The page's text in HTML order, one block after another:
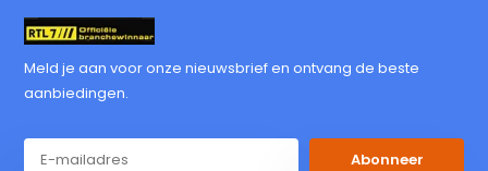
Meld je aan voor onze nieuwsbrief en ontvang de beste
aanbiedingen.
Abonneer